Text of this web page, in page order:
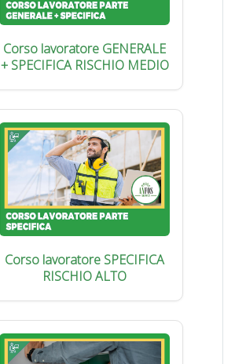
Corso lavoratore GENERALE
+ SPECIFICA RISCHIO MEDIO
Corso lavoratore SPECIFICA
RISCHIO ALTO